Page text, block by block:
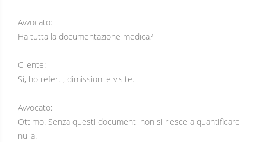
Avvocato:
Ha tutta la documentazione medica?
Cliente:
Sì, ho referti, dimissioni e visite.
Avvocato:
Ottimo. Senza questi documenti non si riesce a quantificare
nulla.